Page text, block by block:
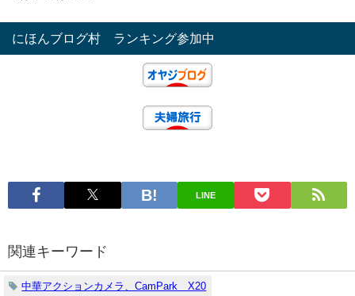
にほんブログ村 ランキング参加中
LINE
関連キーワード
中華アクションカメラ、CamPark X20